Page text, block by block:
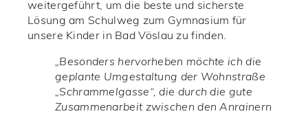
weitergeführt, um die beste und sicherste
Lösung am Schulweg zum Gymnasium für
unsere Kinder in Bad Vöslau zu finden.
„Besonders hervorheben möchte ich die
geplante Umgestaltung der Wohnstraße
„Schrammelgasse“, die durch die gute
Zusammenarbeit zwischen den Anrainern